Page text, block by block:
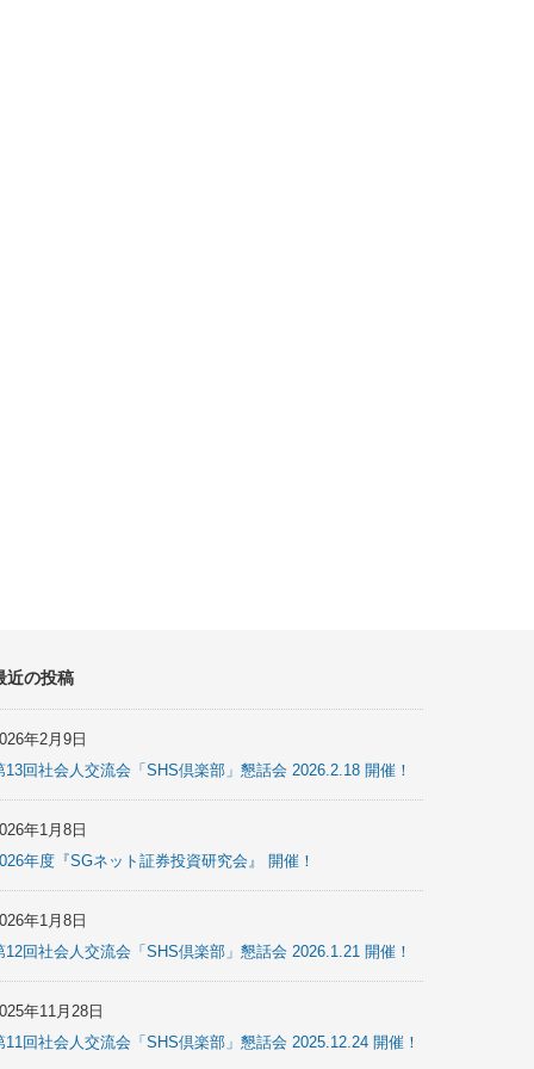
近の投稿
年2月9日
13回社会人交流会「SHS倶楽部」懇話会 2026.2.18 開催！
年1月8日
年度『SGネット証券投資研究会』 開催！
年1月8日
12回社会人交流会「SHS倶楽部」懇話会 2026.1.21 開催！
年11月28日
11回社会人交流会「SHS倶楽部」懇話会 2025.12.24 開催！